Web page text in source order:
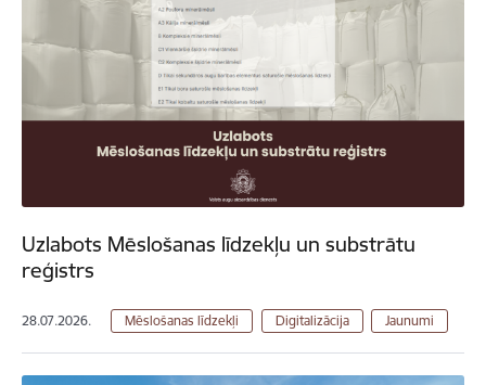
Uzlabots Mēslošanas līdzekļu un substrātu
reģistrs
28.07.2026. Mēslošanas līdzekļi Digitalizācija Jaunumi